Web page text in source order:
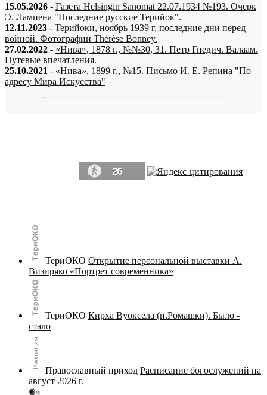
15.05.2026 - Газета Helsingin Sanomat 22.07.1934 №193. Очерк
Э. Лампена "Последние русские Терийок".
12.11.2023 - Терийоки, ноябрь 1939 г, последние дни перед
войной. Фотографии Thérèse Bonney.
27.02.2022 - «Нива», 1878 г., №№30, 31. Петр Гнедич. Валаам.
Путевые впечатления.
25.10.2021 - «Нива», 1899 г., №15. Письмо И. Е. Репина "По
адресу Мира Искусства"
26
ТериОКО Открытие персональной выставки А.
Визиряко «Портрет современника»
ТериОКО Кирха Вуоксела (п.Ромашки). Было -
стало
Православный приход Расписание богослужений на
август 2026 г.